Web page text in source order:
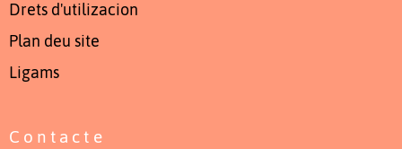
Drets d'utilizacion
Plan deu site
Ligams
Contacte